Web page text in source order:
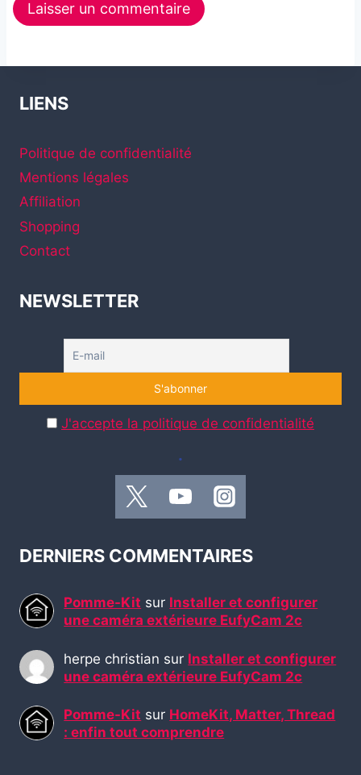
LIENS
Politique de confidentialité
Mentions légales
Affiliation
Shopping
Contact
NEWSLETTER
J'accepte la politique de confidentialité
.
DERNIERS COMMENTAIRES
Pomme-Kit sur Installer et configurer
une caméra extérieure EufyCam 2c
herpe christian sur Installer et configurer
une caméra extérieure EufyCam 2c
Pomme-Kit sur HomeKit, Matter, Thread
: enfin tout comprendre